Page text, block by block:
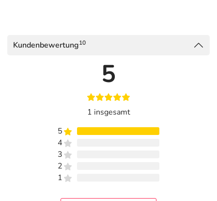
Kundenbewertung10
5
1 insgesamt
5
4
3
2
1